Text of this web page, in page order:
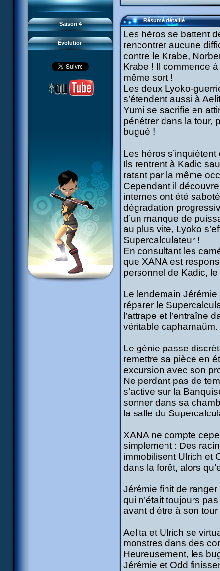
Saison 4
94 Contre-attaque
95 Souvenirs
Évolution
#21 - Faux-semblants
#22 - Mutinerie
#24 - Paradoxe temporel
#25 - Hécatombe
#26 - Ultime mission
Résumé détaillé
Les héros se battent
rencontrer aucune
contre le Krabe,
Krabe ! Il commence
même sort !
Les deux Lyoko-
s’étendent aussi à
Yumi se sacrifie en
pénétrer dans la tour,
bugué !
Les héros
Ils rentrent à Kadic
ratant par la même
Cependant il
internes ont été
dégradation
d’un manque de
au plus vite, Lyoko
Supercalculateur !
En consultant les
que XANA est
personnel de Kadic,
Le lendemain Jérémie
réparer le
l’attrape et l’entraîne
véritable capharnaüm.
Le génie passe
remettre sa pièce en
excursion avec son
Ne perdant pas de
s’active sur la
sonner dans sa
la salle du
XANA ne compte
simplement : Des
immobilisent Ulrich et
dans la forêt, alors
Jérémie finit de
qui n’était toujours
avant d’être à son
Aelita et Ulrich se
monstres dans des
Heureusement, les
Jérémie et Odd